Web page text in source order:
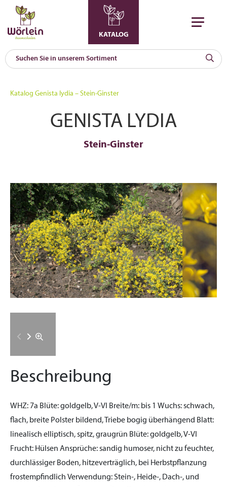
KATALOG
Katalog Genista lydia – Stein-Ginster
GENISTA LYDIA
Stein-Ginster
Beschreibung
WHZ: 7a Blüte:goldgelb, V-VI Breite/m: bis 1 Wuchs:schwach,
flach, breite Polster bildend, Triebe bogig überhängend Blatt:
linealisch elliptisch, spitz, graugrün Blüte:goldgelb, V-VI
Frucht: Hülsen Ansprüche:sandig humoser, nicht zu feuchter,
durchlässiger Boden, hitzeverträglich, bei Herbstpflanzung
frostempfindlich Verwendung:Stein-, Heide-, Dach-, und